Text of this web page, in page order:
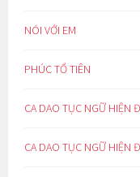
NÓI VỚI EM
PHÚC TỔ TIÊN
CA DAO TỤC NGỮ HIỆN
CA DAO TỤC NGỮ HIỆN